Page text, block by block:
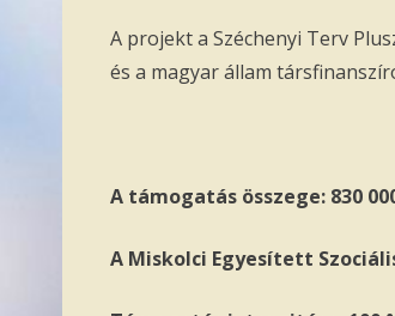
A projekt a Széchenyi Terv
és a magyar állam
A támogatás összege: 830
A Miskolci Egyesített